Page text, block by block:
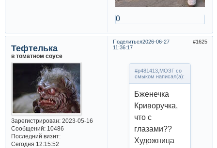
0
Поделиться 1625
2026-06-27
11:36:17
Тефтелька
в томатном соусе
Зарегистрирован: 2023-05-16
Сообщений:10486
Последний визит:
Сегодня 12:15:52
#p481413,МОЗГ со
смыком написал(а):
Бженечка
Криворучка,
что с
глазами??
Художница